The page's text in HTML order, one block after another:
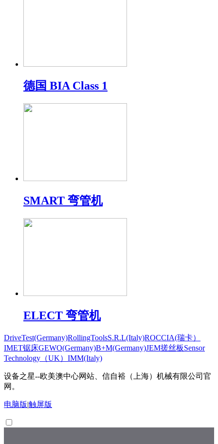
德国 BIA Class 1
SMART 弯管机
ELECT 弯管机
DriveTest(Germany)RollingToolsS.R.L(Italy)ROCCIA(瑞卡）
IMET锯床GEWO(Germany)B+M(Germany)JEM搓丝板Sensor
Technology（UK） IMM(Italy)
设备之星--欧美澳中心网站、信自裕（上海）机械有限公司官
网。
电脑版|触屏版